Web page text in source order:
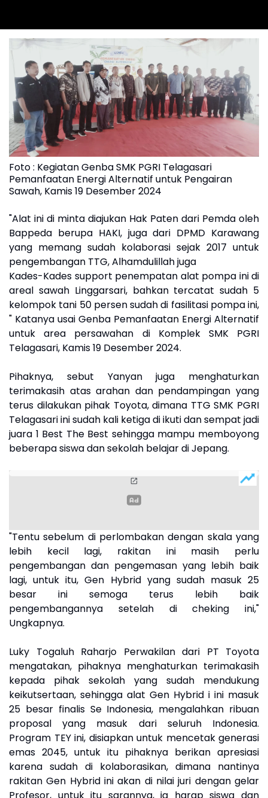
Foto : Kegiatan Genba SMK PGRI Telagasari
Pemanfaatan Energi Alternatif untuk Pengairan
Sawah, Kamis 19 Desember 2024
"Alat ini di minta diajukan Hak Paten dari Pemda oleh
Bappeda berupa HAKI, juga dari DPMD Karawang
yang memang sudah kolaborasi sejak 2017 untuk
pengembangan TTG, Alhamdulillah juga
Kades-Kades support penempatan alat pompa ini di
areal sawah Linggarsari, bahkan tercatat sudah 5
kelompok tani 50 persen sudah di fasilitasi pompa ini,
" Katanya usai Genba Pemanfaatan Energi Alternatif
untuk area persawahan di Komplek SMK PGRI
Telagasari, Kamis 19 Desember 2024.
Pihaknya, sebut Yanyan juga menghaturkan
terimakasih atas arahan dan pendampingan yang
terus dilakukan pihak Toyota, dimana TTG SMK PGRI
Telagasari ini sudah kali ketiga di ikuti dan sempat jadi
juara 1 Best The Best sehingga mampu memboyong
beberapa siswa dan sekolah belajar di Jepang.
"Tentu sebelum di perlombakan dengan skala yang
lebih kecil lagi, rakitan ini masih perlu
pengembangan dan pengemasan yang lebih baik
lagi, untuk itu, Gen Hybrid yang sudah masuk 25
besar ini semoga terus lebih baik
pengembangannya setelah di cheking ini,"
Ungkapnya.
Luky Togaluh Raharjo Perwakilan dari PT Toyota
mengatakan, pihaknya menghaturkan terimakasih
kepada pihak sekolah yang sudah mendukung
keikutsertaan, sehingga alat Gen Hybrid i ini masuk
25 besar finalis Se Indonesia, mengalahkan ribuan
proposal yang masuk dari seluruh Indonesia.
Program TEY ini, disiapkan untuk mencetak generasi
emas 2045, untuk itu pihaknya berikan apresiasi
karena sudah di kolaborasikan, dimana nantinya
rakitan Gen Hybrid ini akan di nilai juri dengan gelar